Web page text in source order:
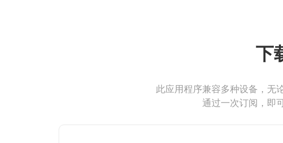
下
此应用程序兼容多种设备，无
通过一次订阅，即